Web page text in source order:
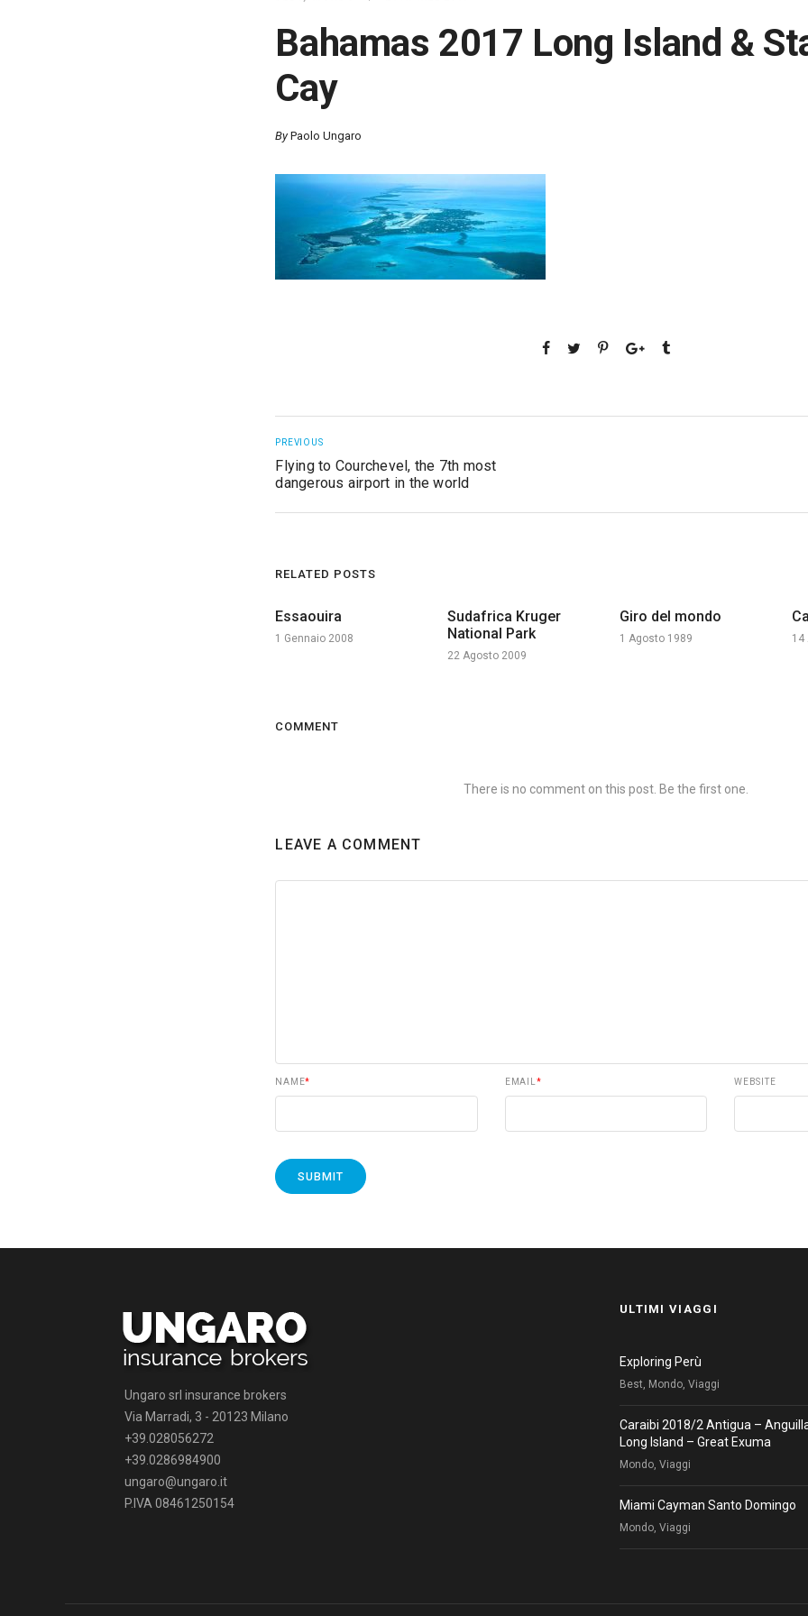
Bahamas 2017 Long Island &
Cay
ByPaolo Ungaro
PREVIOUS
Flying to Courchevel, the 7th most
dangerous airport in the world
RELATED POSTS
Essaouira
1 Gennaio 2008
Sudafrica Kruger
National Park
22 Agosto 2009
Giro del mondo
1 Agosto 1989 14
COMMENT
There is no comment on this post. Be the first one.
LEAVE A COMMENT
NAME* EMAIL * WEBSITE
Ungaro srl insurance brokers
Via Marradi, 3 - 20123 Milano
+39.028056272
+39.0286984900
ungaro@ungaro.it
P.IVA 08461250154
ULTIMI VIAGGI
Exploring Perù
Best, Mondo, Viaggi
Caraibi 2018/2 Antigua –
Long Island – Great Exuma
Mondo, Viaggi
Miami Cayman Santo Domingo
Mondo, Viaggi